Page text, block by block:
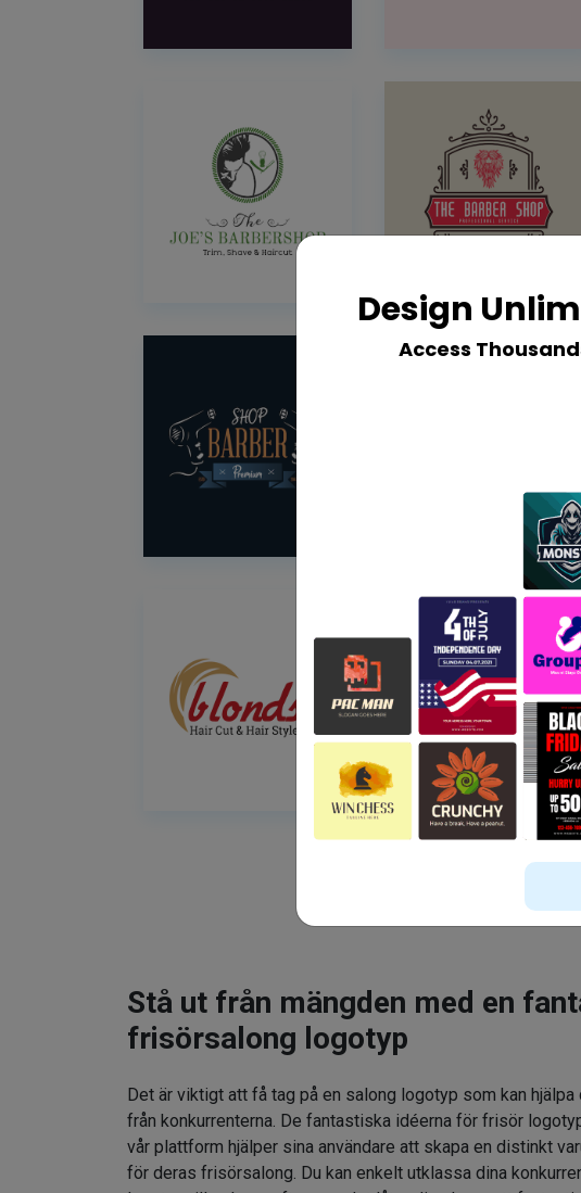
Stå ut från mängden med en
frisörsalong logotyp
Det är viktigt att få tag på en salong logotyp som kan
från konkurrenterna. De fantastiska idéerna för frisör
vår plattform hjälper sina användare att skapa en distinkt
för deras frisörsalong. Du kan enkelt utklassa dina
Design
Access